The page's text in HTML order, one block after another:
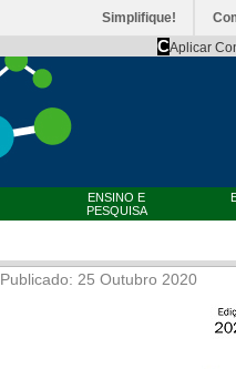
Simplifique!
CAplicar
ENSINO E
PESQUISA
Publicado: 25 Outubro 2020